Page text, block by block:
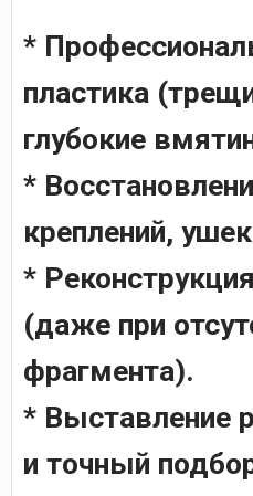
*
пластика
глубокие
*
креплений,
*
(даже при
фрагмента).
* Выставление
и точный